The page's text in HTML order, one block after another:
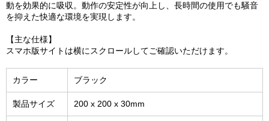
動を効果的に吸収。動作の安定性が向上し、長時間の使用でも騒音
を抑えた快適な環境を実現します。
【主な仕様】
スマホ版サイトは横にスクロールしてご確認いただけます。
カラー ブラック
製品サイズ 200 x 200 x 30mm